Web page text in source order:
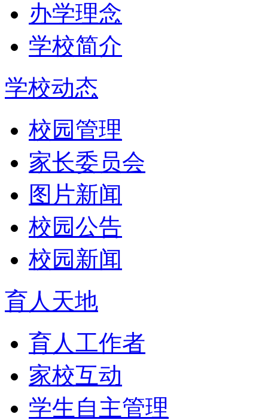
办学理念
学校简介
学校动态
校园管理
家长委员会
图片新闻
校园公告
校园新闻
育人天地
育人工作者
家校互动
学生自主管理